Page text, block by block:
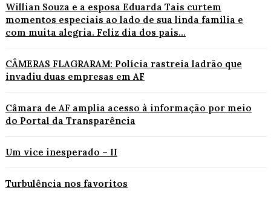
Willian Souza e a esposa Eduarda Tais curtem
momentos especiais ao lado de sua linda família e
com muita alegria. Feliz dia dos pais...
CÂMERAS FLAGRARAM: Polícia rastreia ladrão que
invadiu duas empresas em AF
Câmara de AF amplia acesso à informação por meio
do Portal da Transparência
Um vice inesperado – II
Turbulência nos favoritos